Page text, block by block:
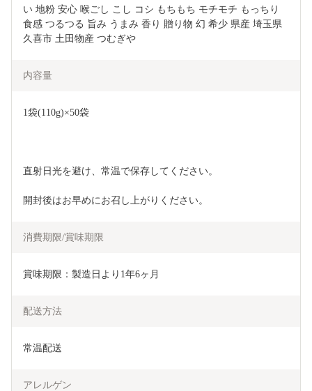
い 地粉 安心 喉ごし こし コシ もちもち モチモチ もっちり
食感 つるつる 旨み うまみ 香り 贈り物 幻 希少 県産 埼玉県
久喜市 土田物産 つむぎや
内容量
1袋(110g)×50袋
直射日光を避け、常温で保存してください。
開封後はお早めにお召し上がりください。
消費期限/賞味期限
賞味期限：製造日より1年6ヶ月
配送方法
常温配送
アレルゲン